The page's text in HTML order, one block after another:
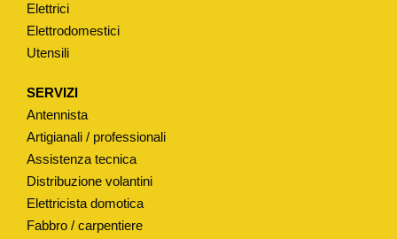
D
V
O
N
&
D
E
V
Elettrici
Elettrodomestici
Utensili
SERVIZI
Antennista
Artigianali / professionali
Assistenza tecnica
Distribuzione volantini
Elettricista domotica
Fabbro / carpentiere